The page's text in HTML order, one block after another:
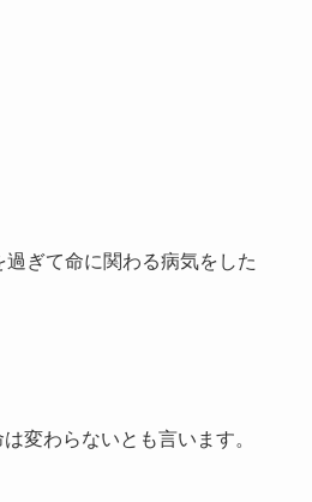
ぎて命に関わる病気をした
変わらないとも言います。